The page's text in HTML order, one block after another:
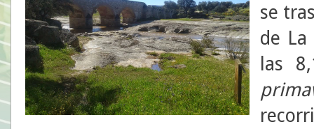
se
de
las